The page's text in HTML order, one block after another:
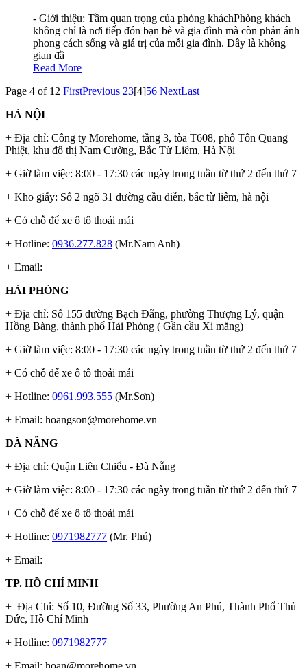
- Giới thiệu: Tầm quan trọng của phòng kháchPhòng khách
không chỉ là nơi tiếp đón bạn bè và gia đình mà còn phản ánh
phong cách sống và giá trị của mỗi gia đình. Đây là không
gian đầ
Read More
Page 4 of 12 FirstPrevious 23[4]56 NextLast
HÀ NỘI
+ Địa chỉ: Công ty Morehome, tầng 3, tòa T608, phố Tôn Quang
Phiệt, khu đô thị Nam Cường, Bắc Từ Liêm, Hà Nội
+ Giờ làm việc: 8:00 - 17:30 các ngày trong tuần từ thứ 2 đến thứ 7
+ Kho giấy: Số 2 ngõ 31 đường cầu diễn, bắc từ liêm, hà nội
+ Có chỗ để xe ô tô thoải mái
+ Hotline: 0936.277.828 (Mr.Nam Anh)
+ Email:
HẢI PHÒNG
+ Địa chỉ: Số 155 đường Bạch Đằng, phường Thượng Lý, quận
Hồng Bàng, thành phố Hải Phòng ( Gần cầu Xi măng)
+ Giờ làm việc: 8:00 - 17:30 các ngày trong tuần từ thứ 2 đến thứ 7
+ Có chỗ để xe ô tô thoải mái
+ Hotline: 0961.993.555 (Mr.Sơn)
+ Email: hoangson@morehome.vn
ĐÀ NẴNG
+ Địa chỉ: Quận Liên Chiểu - Đà Nẵng
+ Giờ làm việc: 8:00 - 17:30 các ngày trong tuần từ thứ 2 đến thứ 7
+ Có chỗ để xe ô tô thoải mái
+ Hotline: 0971982777 (Mr. Phú)
+ Email:
TP. HỒ CHÍ MINH
+ Địa Chỉ: Số 10, Đường Số 33, Phường An Phú, Thành Phố Thủ
Đức, Hồ Chí Minh
+ Hotline: 0971982777